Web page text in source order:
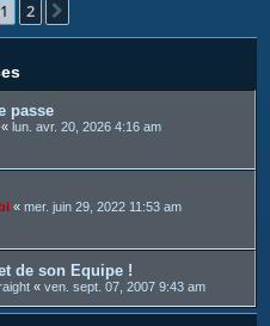
e
1 2
passe
« lun. avr. 20, 2026 4:16 am
« mer. juin 29, 2022 11:53 am
de son Equipe !
« ven. sept. 07, 2007 9:43 am